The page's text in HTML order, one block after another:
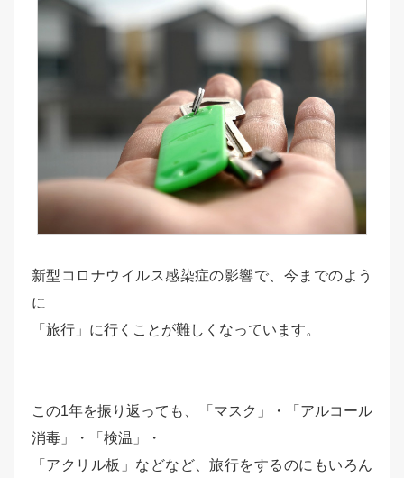
新型コロナウイルス感染症の影響で、今までのよう
に
「旅行」に行くことが難しくなっています。
この1年を振り返っても、「マスク」・「アルコール
消毒」・「検温」・
「アクリル板」などなど、旅行をするのにもいろん